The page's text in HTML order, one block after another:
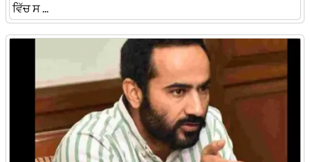
ਵਿੱਚ ਸ ...